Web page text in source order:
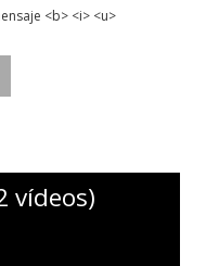
<b> <i> <u>
vídeos)